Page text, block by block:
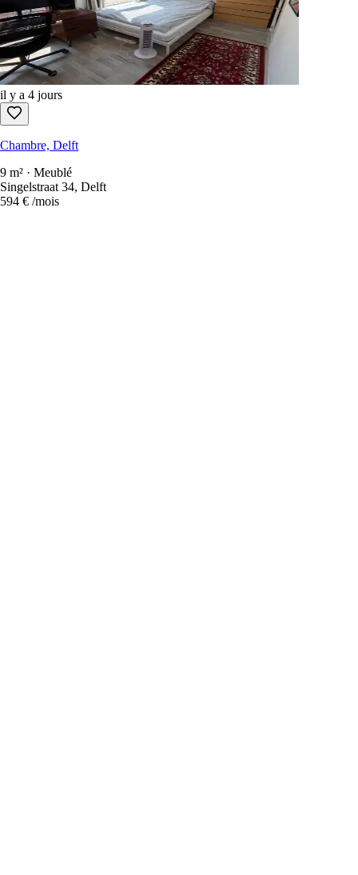
il y a 4 jours
Chambre, Delft
9 m² · Meublé
Singelstraat 34, Delft
594 € /mois